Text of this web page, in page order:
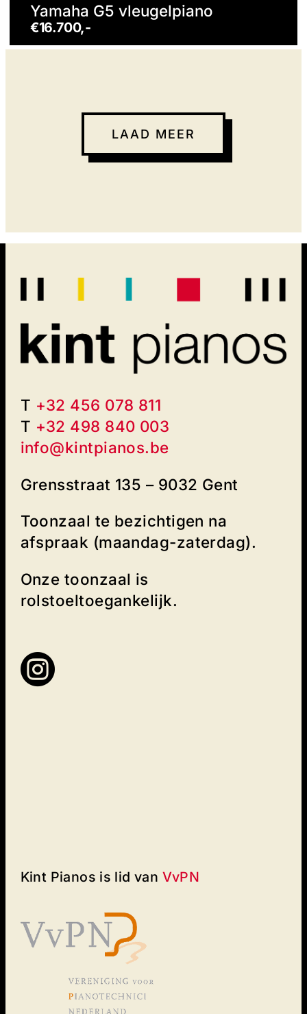
Yamaha G5 vleugelpiano
€16.700,-
LAAD MEER
T +32 456 078 811
T +32 498 840 003‬
info@kintpianos.be
Grensstraat 135 – 9032 Gent
Toonzaal te bezichtigen na
afspraak (maandag-zaterdag).
Onze toonzaal is
rolstoeltoegankelijk.

Kint Pianos is lid van VvPN